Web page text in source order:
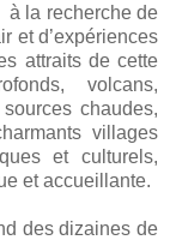
à la recherche de
et d’expériences
attraits de cette
volcans,
chaudes,
villages
et culturels,
et accueillante.
des dizaines de